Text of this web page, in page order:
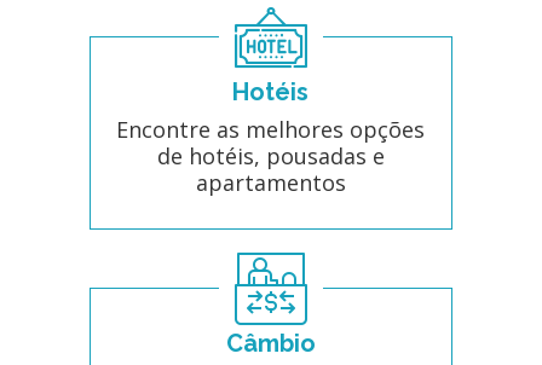
Hotéis
Encontre as melhores opções
de hotéis, pousadas e
apartamentos
Câmbio